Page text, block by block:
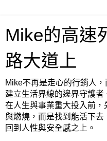
Mike的高速
路大道上
Mike不再是走心的行銷人
建立生活界線的邊界守護者
在人生與事業重大投入前
與燃燒，而是找到能活下
回到人性與安全感之上。